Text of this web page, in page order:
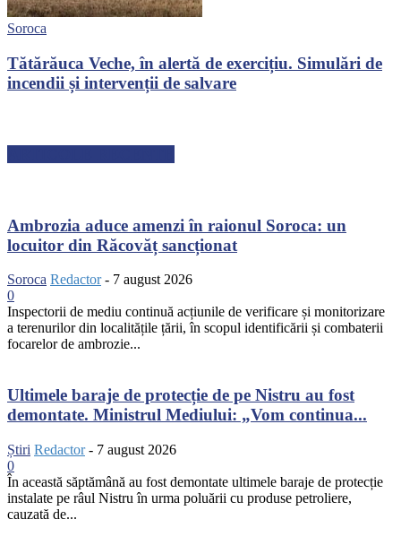
Soroca
Tătărăuca Veche, în alertă de exercițiu. Simulări de
incendii și intervenții de salvare
Ambrozia aduce amenzi în raionul Soroca: un
locuitor din Răcovăț sancționat
Soroca Redactor - 7 august 2026
0
Inspectorii de mediu continuă acțiunile de verificare și monitorizare
a terenurilor din localitățile țării, în scopul identificării și combaterii
focarelor de ambrozie...
Ultimele baraje de protecție de pe Nistru au fost
demontate. Ministrul Mediului: „Vom continua...
Știri Redactor - 7 august 2026
0
În această săptămână au fost demontate ultimele baraje de protecție
instalate pe râul Nistru în urma poluării cu produse petroliere,
cauzată de...